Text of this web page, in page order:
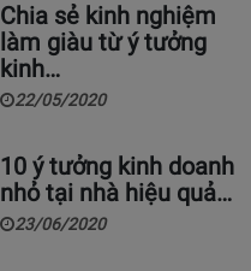
Chia sẻ kinh nghiệm
làm giàu từ ý tưởng
kinh…
22/05/2020
10 ý tưởng kinh doanh
nhỏ tại nhà hiệu quả…
23/06/2020